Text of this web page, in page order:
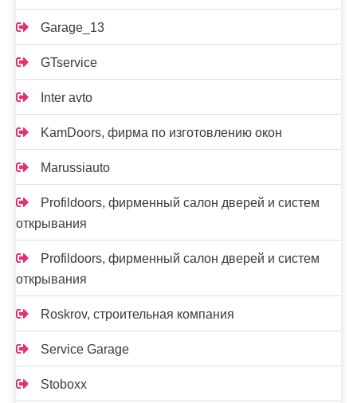
Garage_13
GTservice
Inter avto
KamDoors, фирма по изготовлению окон
Marussiauto
Profildoors, фирменный салон дверей и систем
открывания
Profildoors, фирменный салон дверей и систем
открывания
Roskrov, строительная компания
Service Garage
Stoboxx